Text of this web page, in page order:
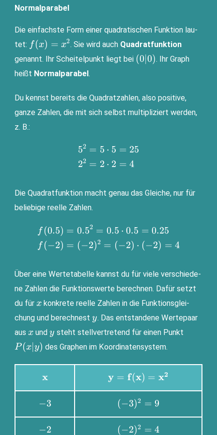
Normalparabel
Die ein­fachs­te Form einer qua­dra­ti­schen Funk­ti­on lau­
tet: f(x)=x^2
f (x) = x2. Sie wird auch Qua­drat­funk­ti­on
genannt. Ihr Schei­tel­punkt liegt bei (0|0)
(0∣0). Ihr Graph
heißt Nor­mal­pa­ra­bel.
Du kennst bereits die Qua­drat­zah­len, also posi­ti­ve,
gan­ze Zah­len, die mit sich selbst mul­ti­pli­ziert wer­den,
z. B.:
\begin{aligned}5^2&=5\cdot
5=25 \\ 2^2&=2\cdot
52
22
= 5 ⋅ 5 = 25
= 2 ⋅ 2 = 4
Die Qua­drat­funk­ti­on macht genau das Glei­che, nur für
belie­bi­ge reel­le Zahlen.
\begin{aligned}f(0.5)&=0.5^2=0.5\cdot
0.5=0.25 \\ f(-2)&=(-2)^2=(-2)\cdot
(-2)=4\end{aligned}
f (0.5)
f (−2)
= 0.52 = 0.5 ⋅ 0.5 = 0.25
= (−2)2 = (−2) ⋅ (−2) = 4
Über eine Wer­te­ta­bel­le kannst du für vie­le ver­schie­de­
ne Zah­len die Funk­ti­ons­wer­te berech­nen. Dafür setzt
du für x
x kon­kre­te reel­le Zah­len in die Funk­ti­ons­glei­
chung und berech­nest y
y. Das ent­stan­de­ne Wer­te­paar
aus x
x und y
y steht stell­ver­tre­tend für einen Punkt
P (x∣ y) des Gra­phen im Koordinatensystem.
\mathbf{x}
x \mathbf{y=f(x)=x^2}
y = f(x) = x2
-3
−3 (-3)^2=9
(−3)2 = 9
-2
−2 (-2)^2=4
(−2)2 = 4